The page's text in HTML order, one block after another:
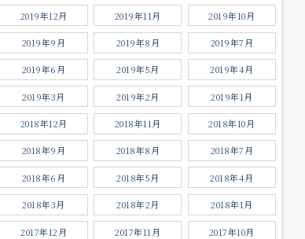
2019年12月 2019年11月 2019年10月
2019年9月 2019年8月 2019年7月
2019年6月 2019年5月 2019年4月
2019年3月 2019年2月 2019年1月
2018年12月 2018年11月 2018年10月
2018年9月 2018年8月 2018年7月
2018年6月 2018年5月 2018年4月
2018年3月 2018年2月 2018年1月
2017年12月 2017年11月 2017年10月